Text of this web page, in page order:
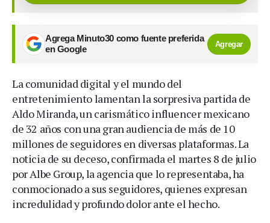
Agrega Minuto30 como fuente preferida
en Google
Agregar
La comunidad digital y el mundo del
entretenimiento lamentan la sorpresiva partida de
Aldo Miranda, un carismático influencer mexicano
de 32 años con una gran audiencia de más de 10
millones de seguidores en diversas plataformas. La
noticia de su deceso, confirmada el martes 8 de julio
por Albe Group, la agencia que lo representaba, ha
conmocionado a sus seguidores, quienes expresan
incredulidad y profundo dolor ante el hecho.